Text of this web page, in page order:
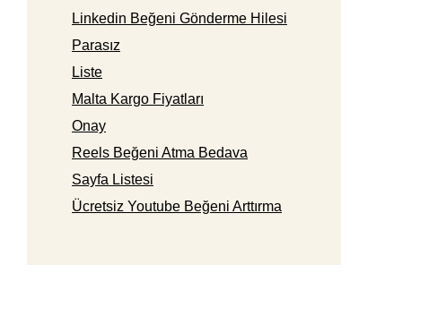
Linkedin Beğeni Gönderme Hilesi
Parasız
Liste
Malta Kargo Fiyatları
Onay
Reels Beğeni Atma Bedava
Sayfa Listesi
Ücretsiz Youtube Beğeni Arttırma